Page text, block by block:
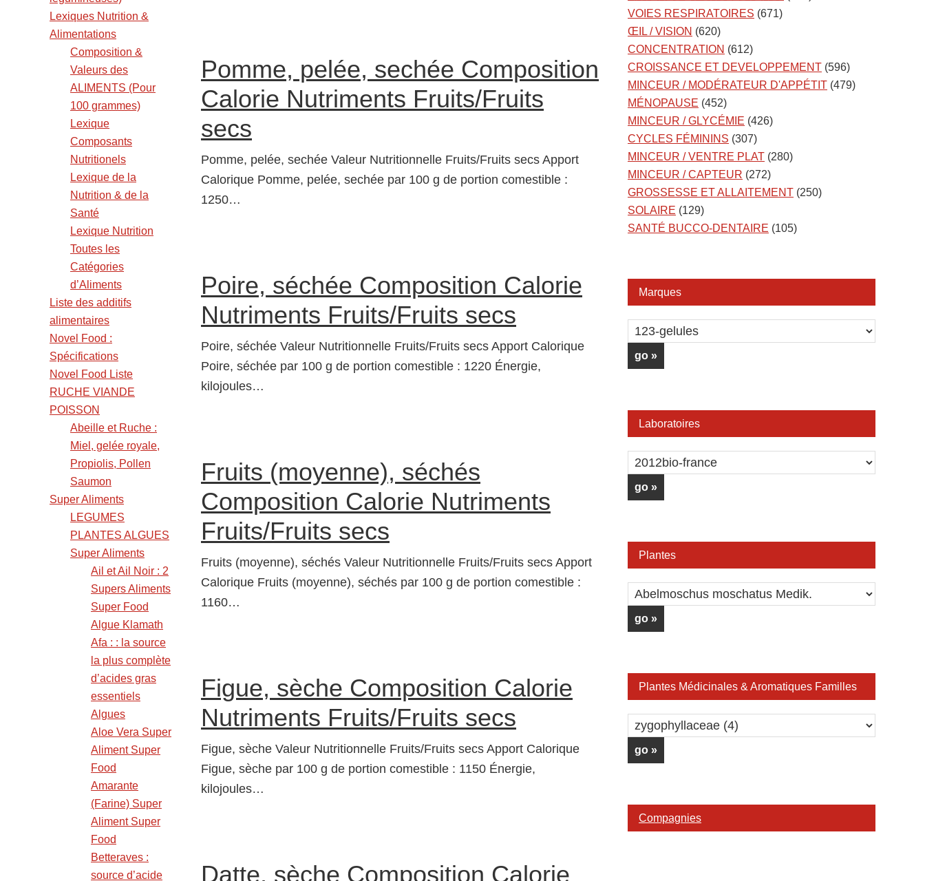
Pomme, pelée, sechée Composition
Calorie Nutriments Fruits/Fruits
secs
Pomme, pelée, sechée Valeur Nutritionnelle Fruits/Fruits secs Apport
Calorique Pomme, pelée, sechée par 100 g de portion comestible :
1250…
Poire, séchée Composition Calorie
Nutriments Fruits/Fruits secs
Poire, séchée Valeur Nutritionnelle Fruits/Fruits secs Apport Calorique
Poire, séchée par 100 g de portion comestible : 1220 Énergie,
kilojoules…
Fruits (moyenne), séchés
Composition Calorie Nutriments
Fruits/Fruits secs
Fruits (moyenne), séchés Valeur Nutritionnelle Fruits/Fruits secs Apport
Calorique Fruits (moyenne), séchés par 100 g de portion comestible :
1160…
Figue, sèche Composition Calorie
Nutriments Fruits/Fruits secs
Figue, sèche Valeur Nutritionnelle Fruits/Fruits secs Apport Calorique
Figue, sèche par 100 g de portion comestible : 1150 Énergie,
kilojoules…
Datte, sèche Composition Calorie
VOIES RESPIRATOIRES (671)
ŒIL / VISION (620)
CONCENTRATION (612)
CROISSANCE ET DEVELOPPEMENT (596)
MINCEUR / MODÉRATEUR D'APPÉTIT (479)
MÉNOPAUSE (452)
MINCEUR / GLYCÉMIE (426)
CYCLES FÉMININS (307)
MINCEUR / VENTRE PLAT (280)
MINCEUR / CAPTEUR (272)
GROSSESSE ET ALLAITEMENT (250)
SOLAIRE (129)
SANTÉ BUCCO-DENTAIRE (105)
Marques
Laboratoires
Plantes
Plantes Médicinales & Aromatiques Familles
Compagnies
Lexiques Nutrition &
Alimentations
Composition &
Valeurs des
ALIMENTS (Pour
100 grammes)
Lexique
Composants
Nutritionels
Lexique de la
Nutrition & de la
Santé
Lexique Nutrition
Toutes les
Catégories
d’Aliments
Liste des additifs
alimentaires
Novel Food :
Spécifications
Novel Food Liste
RUCHE VIANDE
POISSON
Abeille et Ruche :
Miel, gelée royale,
Propiolis, Pollen
Saumon
Super Aliments
LEGUMES
PLANTES ALGUES
Super Aliments
Ail et Ail Noir : 2
Supers Aliments
Super Food
Algue Klamath
Afa : : la source
la plus complète
d’acides gras
essentiels
Algues
Aloe Vera Super
Aliment Super
Food
Amarante
(Farine) Super
Aliment Super
Food
Betteraves :
source d’acide